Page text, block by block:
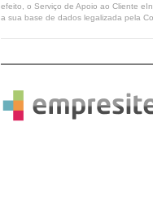
efeito, o Serviço de Apoio ao Cliente
a sua base de dados legalizada pela